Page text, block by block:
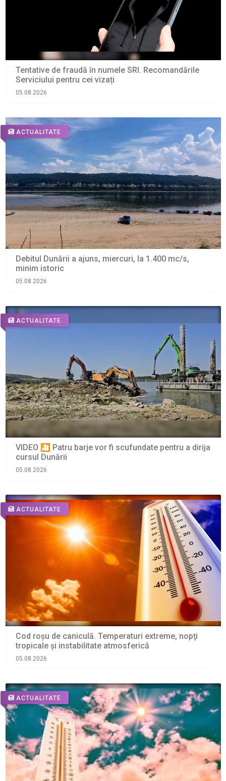
Tentative de fraudă în numele SRI. Recomandările
Serviciului pentru cei vizați
05.08.2026
ACTUALITATE
Debitul Dunării a ajuns, miercuri, la 1.400 mc/s,
minim istoric
05.08.2026
ACTUALITATE
VIDEO 🎦 Patru barje vor fi scufundate pentru a dirija
cursul Dunării
05.08.2026
ACTUALITATE
Cod roșu de caniculă. Temperaturi extreme, nopţi
tropicale şi instabilitate atmosferică
05.08.2026
ACTUALITATE